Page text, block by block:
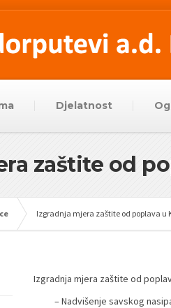
Djelatnost
zaštite od
Izgradnja mjera zaštite od poplava u
Izgradnja mjera zaštite od
– Nadvišenje savskog